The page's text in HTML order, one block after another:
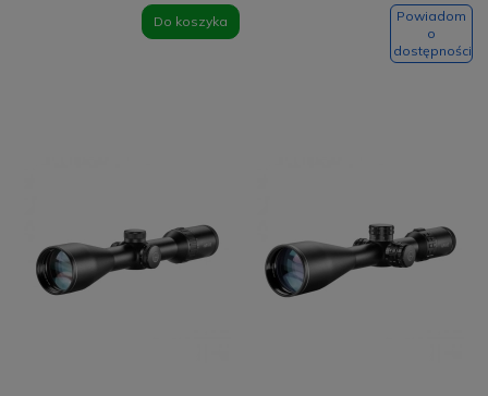
Do koszyka
Powiadom
o
dostępności